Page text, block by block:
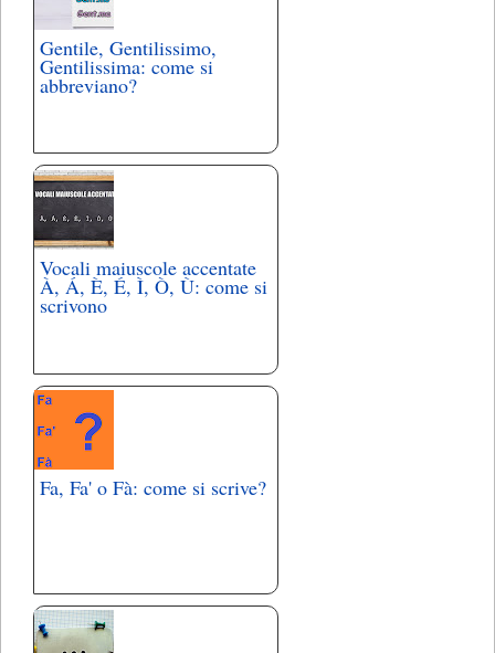
Gentile, Gentilissimo,
Gentilissima: come si
abbreviano?
Vocali maiuscole accentate
À, Á, È, É, Ì, Ò, Ù: come si
scrivono
Fa, Fa' o Fà: come si scrive?